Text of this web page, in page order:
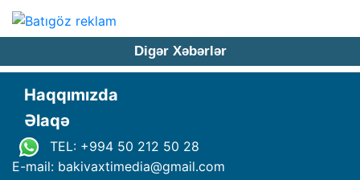
Digər Xəbərlər
Haqqımızda
Əlaqə
TEL: +994 50 212 50 28
E-mail: bakivaxtimedia@gmail.com